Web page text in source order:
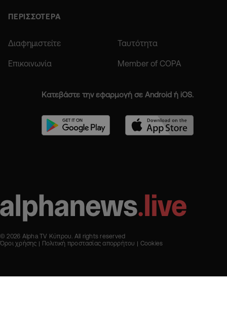
ΠΕΡΙΣΣΟΤΕΡΑ
Διαφημιστείτε Ταυτότητα
Επικοινωνία Member of COPA
Κατεβάστε την εφαρμογή σε Android ή iOS.
© 2026 Alpha TV Κύπρου. All rights reserved
Όροι χρήσης
Πολιτική προστασίας απορρήτου Cookies